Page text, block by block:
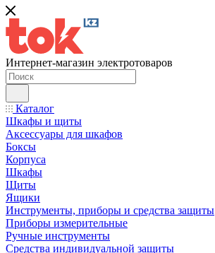
Интернет-магазин электротоваров
Каталог
Шкафы и щиты
Аксессуары для шкафов
Боксы
Корпуса
Шкафы
Щиты
Ящики
Инструменты, приборы и средства защиты
Приборы измерительные
Ручные инструменты
Средства индивидуальной защиты